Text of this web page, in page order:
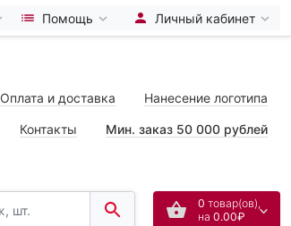
Помощь Личный кабинет
Оплата и доставка Нанесение логотипа
Контакты Мин. заказ 50 000 рублей
0 товар(ов),
на 0.00₽